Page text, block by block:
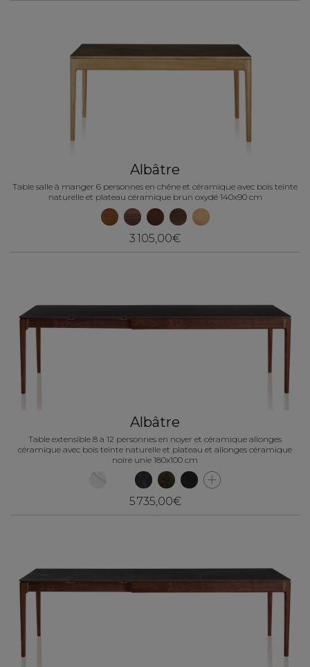
Albâtre
Table salle à manger 6 personnes en chêne et céramique avec bois teinte
naturelle et plateau céramique brun oxydé 140x90 cm
3 105,00€
Albâtre
Table extensible 8 à 12 personnes en noyer et céramique allonges
céramique avec bois teinte naturelle et plateau et allonges céramique
noire unie 180x100 cm
5 735,00€